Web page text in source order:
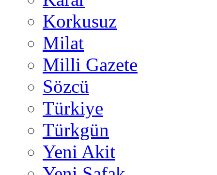
Korkusuz
Milat
Milli Gazete
Sözcü
Türkiye
Türkgün
Yeni Akit